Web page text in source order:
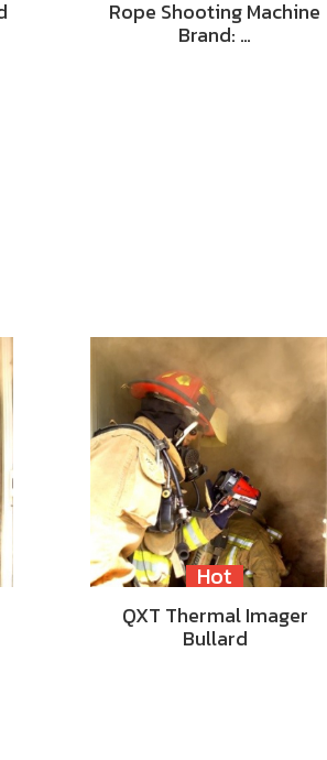
Rope Shooting Machine
Brand: …
Hot
QXT Thermal Imager
Bullard